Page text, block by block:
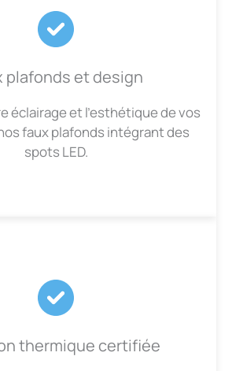
plafonds et design
éclairage et l’esthétique de vos
faux plafonds intégrant des
spots LED.
thermique certifiée